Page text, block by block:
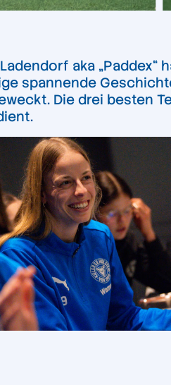
aka „Paddex“
spannende
Die drei besten